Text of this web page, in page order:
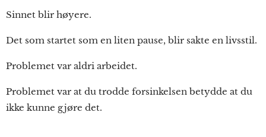
Sinnet blir høyere.
Det som startet som en liten pause, blir sakte en livsstil.
Problemet var aldri arbeidet.
Problemet var at du trodde forsinkelsen betydde at du
ikke kunne gjøre det.